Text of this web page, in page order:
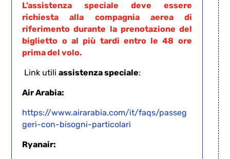
L’assistenza speciale deve essere
richiesta alla compagnia aerea di
riferimento durante la prenotazione del
biglietto o al più tardi entro le 48 ore
prima del volo.
Link utiliassistenza speciale:
Air Arabia:
https://www.airarabia.com/it/faqs/passeg
geri-con-bisogni-particolari
Ryanair: